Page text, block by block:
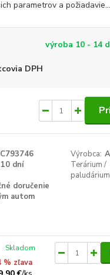
parametrov a požiadavie...
výroba 10 - 14
DPH
Výrobca:
10 dní
Terárium /
doručenie
autom
% zľava
Skladom